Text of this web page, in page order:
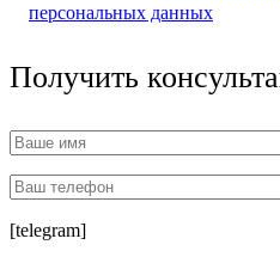
персональных данных
Получить
[telegram]